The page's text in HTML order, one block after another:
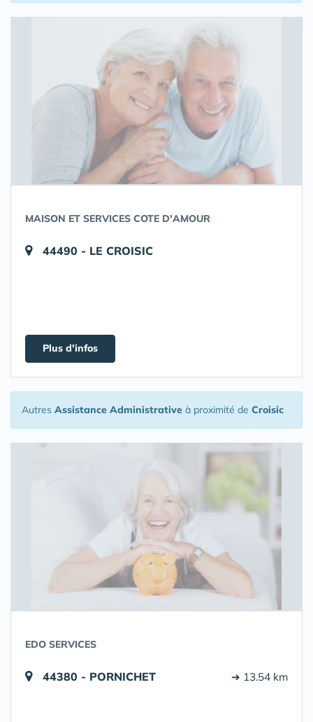
MAISON ET SERVICES COTE D'AMOUR
44490 - LE CROISIC
Plus d'infos
Autres Assistance Administrative à proximité de Croisic
EDO SERVICES
44380 - PORNICHET ➔ 13.54 km